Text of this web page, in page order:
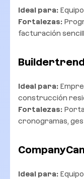
Ideal para:
Fortalezas:
facturación
Ideal para:
construcción
Fortalezas:
cronogramas,
Ideal para: